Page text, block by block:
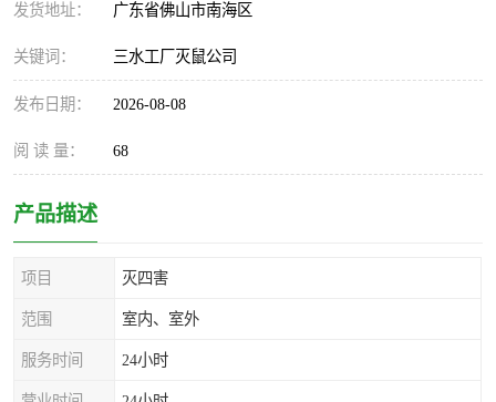
发货地址： 广东省佛山市南海区
关键词： 三水工厂灭鼠公司
发布日期： 2026-08-08
阅 读 量： 68
产品描述
项目 灭四害
范围 室内、室外
服务时间 24小时